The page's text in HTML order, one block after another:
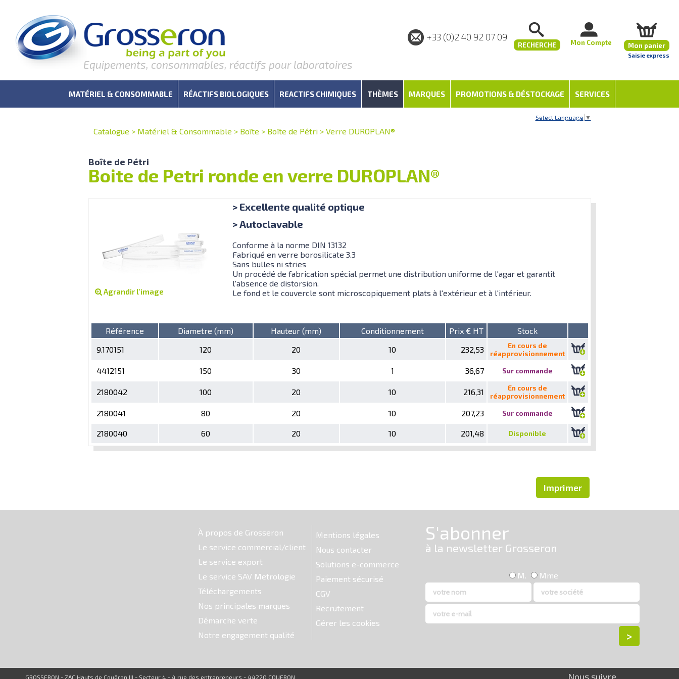
Equipements, consommables, réactifs pour laboratoires
+33 (0)2 40 92 07 09
RECHERCHE Mon Compte Mon panier
Saisie express
MATÉRIEL & CONSOMMABLE RÉACTIFS BIOLOGIQUES REACTIFS CHIMIQUES THÈMES MARQUES PROMOTIONS & DÉSTOCKAGE SERVICES
Select Language ▼
Catalogue > Matériel & Consommable > Boîte > Boîte de Pétri> Verre DUROPLAN®
Boîte de Pétri
Boite de Petri ronde en verre DUROPLAN®
Agrandir l'image
> Excellente qualité optique
> Autoclavable
Conforme à la norme DIN 13132
Fabriqué en verre borosilicate 3.3
Sans bulles ni stries
Un procédé de fabrication spécial permet une distribution uniforme de l'agar et garantit
l'absence de distorsion.
Le fond et le couvercle sont microscopiquement plats à l'extérieur et à l'intérieur.
Référence Diametre (mm) Hauteur (mm) Conditionnement Prix € HT
Stock
9.170151
120 20 10 232,53
En cours de
réapprovisionnement
4412151 150 30 1 36,67 Sur commande
2180042 100 20 10 216,31
En cours de
réapprovisionnement
2180041 80 20 10 207,23 Sur commande
2180040 60 20 10 201,48 Disponible
Imprimer
À propos de Grosseron
Le service commercial/client
Le service export
Le service SAV Metrologie
Téléchargements
Nos principales marques
Démarche verte
Notre engagement qualité
Mentions légales
Nous contacter
Solutions e-commerce
Paiement sécurisé
CGV
Recrutement
Gérer les cookies
GROSSERON - ZAC Hauts de Couëron III - Secteur 4 - 4 rue des entrepreneurs - 44220 COUERON Nous suivre